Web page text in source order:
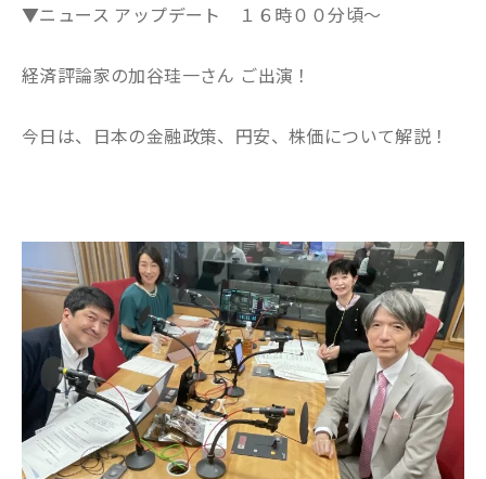
▼ニュース アップデート １６時００分頃～
経済評論家の加谷珪一さん ご出演！
今日は、日本の金融政策、円安、株価について解説！